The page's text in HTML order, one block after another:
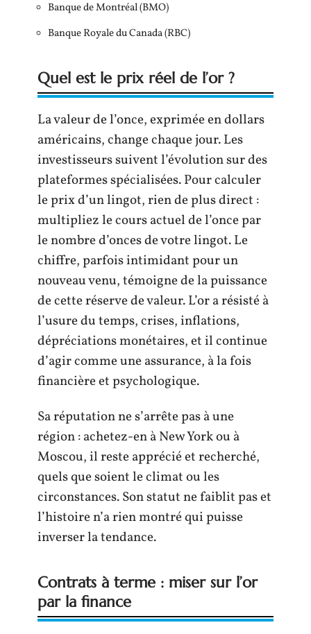
Banque de Montréal (BMO)
Banque Royale du Canada (RBC)
Quel est le prix réel de l’or ?
La valeur de l’once, exprimée en dollars
américains, change chaque jour. Les
investisseurs suivent l’évolution sur des
plateformes spécialisées. Pour calculer
le prix d’un lingot, rien de plus direct :
multipliez le cours actuel de l’once par
le nombre d’onces de votre lingot. Le
chiffre, parfois intimidant pour un
nouveau venu, témoigne de la puissance
de cette réserve de valeur. L’or a résisté à
l’usure du temps, crises, inflations,
dépréciations monétaires, et il continue
d’agir comme une assurance, à la fois
financière et psychologique.
Sa réputation ne s’arrête pas à une
région : achetez-en à New York ou à
Moscou, il reste apprécié et recherché,
quels que soient le climat ou les
circonstances. Son statut ne faiblit pas et
l’histoire n’a rien montré qui puisse
inverser la tendance.
Contrats à terme : miser sur l’or
par la finance